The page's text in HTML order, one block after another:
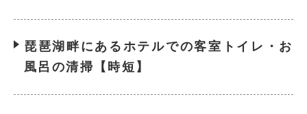
琵琶湖畔にあるホテルでの客室トイレ・お
風呂の清掃【時短】